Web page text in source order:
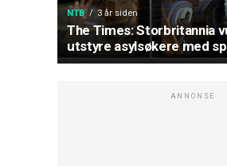
NTB 3 år siden
The Times: Storbritannia
utstyre asylsøkere med
ANNONSE